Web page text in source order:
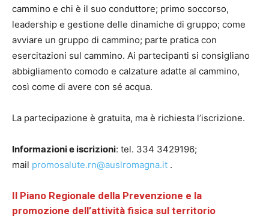
cammino e chi è il suo conduttore; primo soccorso,
leadership e gestione delle dinamiche di gruppo; come
avviare un gruppo di cammino; parte pratica con
esercitazioni sul cammino. Ai partecipanti si consigliano
abbigliamento comodo e calzature adatte al cammino,
così come di avere con sé acqua.
La partecipazione è gratuita, ma è richiesta l’iscrizione.
Informazioni e iscrizioni: tel. 334 3429196;
mail promosalute.rn@auslromagna.it .
Il Piano Regionale della Prevenzione e la
promozione dell’attività fisica sul territorio